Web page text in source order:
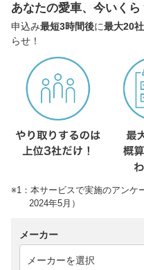
あなたの愛車、今いくら
申込み最短3時間後に最大20社
らせ！
※1：本サービスで実施のアンケ
2024年5月）
メーカー